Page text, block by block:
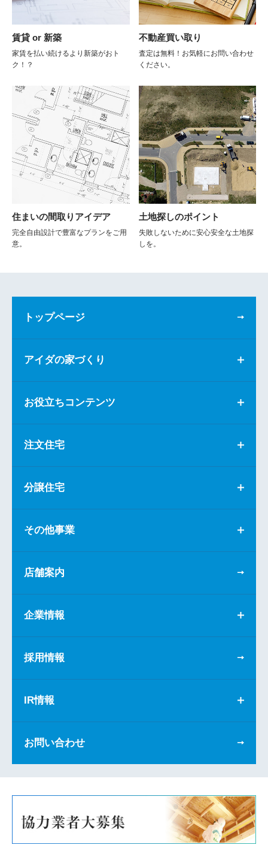
賃貸 or 新築
家賃を払い続けるより新築がおト
ク！？
不動産買い取り
査定は無料！お気軽にお問い合わせ
ください。
住まいの間取りアイデア
完全自由設計で豊富なプランをご用
意。
土地探しのポイント
失敗しないために安心安全な土地探
しを。
トップページ
アイダの家づくり
お役立ちコンテンツ
注文住宅
分譲住宅
その他事業
店舗案内
企業情報
採用情報
IR情報
お問い合わせ